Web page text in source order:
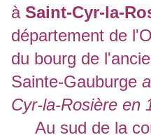
à Saint-Cyr-la-
département de
du bourg de
Sainte-Gauburge
Cyr-la-Rosière en
Au sud de la